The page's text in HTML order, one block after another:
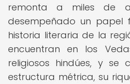
remonta a miles de
desempeñado un papel
historia literaria de la
encuentran en los
religiosos hindúes, y se
estructura métrica, su